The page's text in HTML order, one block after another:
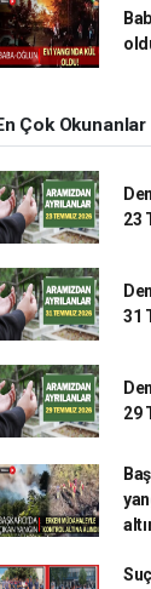
Çok Okunanlar
23
31
29